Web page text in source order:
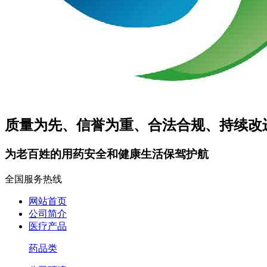
质量为先、信誉为重、合法合规、持续改
为老百姓的用药安全和健康生活保驾护航
全国服务热线
网站首页
公司简介
医疗产品
药品类